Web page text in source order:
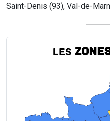
Saint-Denis (93), Val-de-